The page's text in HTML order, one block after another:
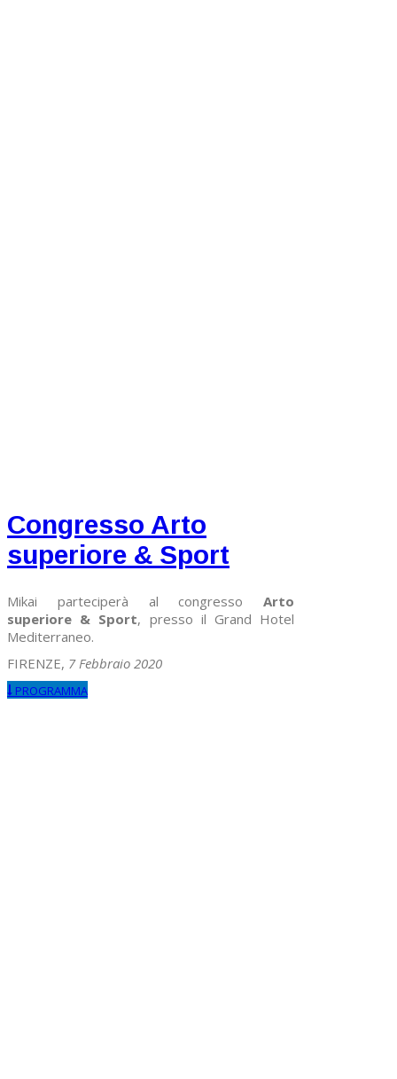
Congresso Arto
superiore & Sport
Mikai parteciperà al congresso Arto
superiore & Sport, presso il Grand Hotel
Mediterraneo.
FIRENZE, 7 Febbraio 2020
PROGRAMMA